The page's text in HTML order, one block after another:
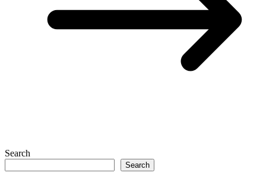
Search
Search